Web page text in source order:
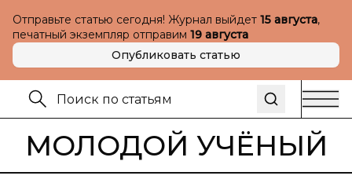
Отправьте статью сегодня! Журнал выйдет 15 августа,
печатный экземпляр отправим 19 августа
Опубликовать статью
МОЛОДОЙ УЧЁНЫЙ